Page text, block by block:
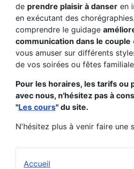
Accueil
de prendre plaisir à danser en
en exécutant des
comprendre le guidage
communication dans le couple
vous amuser sur différents
de vos soirées ou fêtes
Pour les horaires, les tarifs ou
avec nous, n'hésitez pas à
"Les cours" du site.
N'hésitez plus à venir faire une